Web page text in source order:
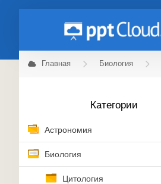
Главная Биология
Категории
Астрономия
Биология
Цитология